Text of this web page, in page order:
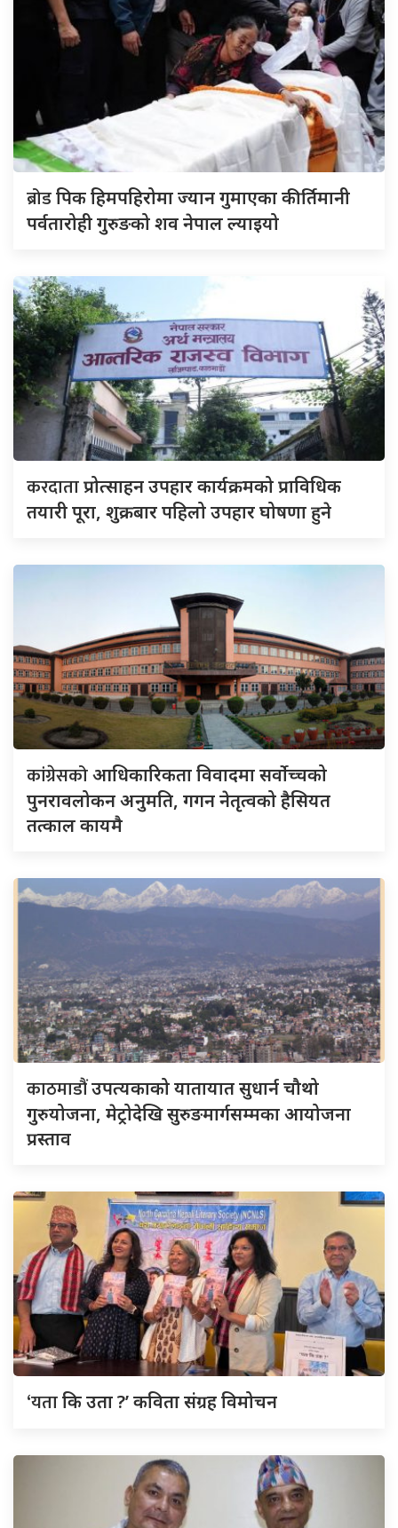
ब्रोडपिक हिमपहिरोमा ज्यान गुमाएका कीर्तिमानी
पर्वतारोही गुरुङको शव नेपाल ल्याइयो
करदाताप्रोत्साहन उपहार कार्यक्रमको प्राविधिक
तयारी पूरा, शुक्रबार पहिलो उपहार घोषणा हुने
कांग्रेसकोआधिकारिकता विवादमा सर्वोच्चको
पुनरावलोकन अनुमति, गगन नेतृत्वको हैसियत
तत्काल कायमै
काठमाडौंउपत्यकाको यातायात सुधार्न चौथो
गुरुयोजना, मेट्रोदेखि सुरुङमार्गसम्मका आयोजना
प्रस्ताव
‘यताकि उता ?’ कविता संग्रह विमोचन